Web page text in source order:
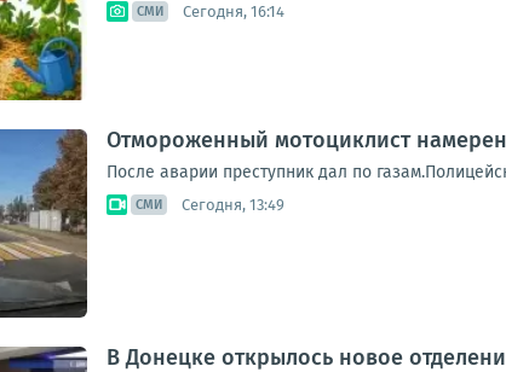
СМИ Сегодня, 16:14
Отмороженный мотоциклист
После аварии преступник дал по
СМИ Сегодня, 13:49
В Донецке открылось новое